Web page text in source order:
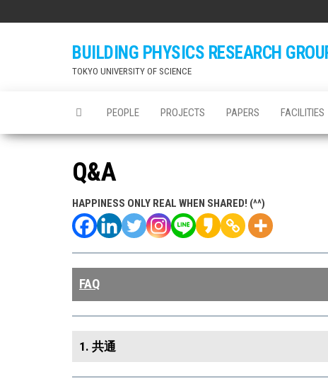
BUILDING PHYSICS RESEARCH
TOKYO UNIVERSITY OF SCIENCE
PEOPLE PROJECTS PAPERS FACILITIES
Q&A
HAPPINESS ONLY REAL WHEN SHARED! (^^)
FAQ
1. 共通